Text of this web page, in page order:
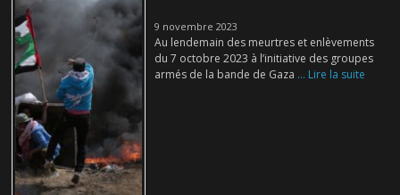
9 novembre 2023
Au lendemain des meurtres et enlèvements
du 7 octobre 2023 à l’initiative des groupes
armés de la bande de Gaza ... Lire la suite